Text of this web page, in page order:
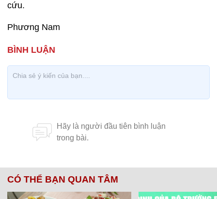
cứu.
Phương Nam
CÓ THỂ BẠN QUAN TÂM